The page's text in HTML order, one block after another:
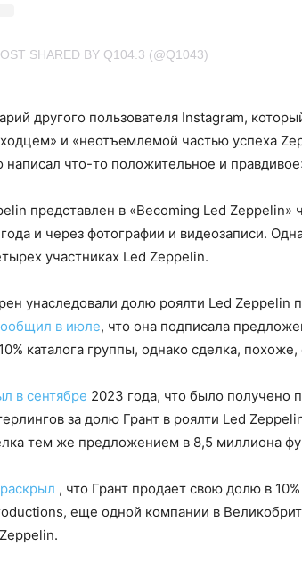
SHARED BY Q104.3 (@Q1043)
другого пользователя Instagram,
и «неотъемлемой частью успеха
что-то положительное и
представлен в «Becoming Led Zeppelin»
и через фотографии и видеозаписи.
участниках Led Zeppelin.
унаследовали долю роялти Led Zeppelin
в июле, что она подписала
каталога группы, однако сделка,
в сентябре 2023 года, что было получено
за долю Грант в роялти Led
тем же предложением в 8,5 миллиона
, что Грант продает свою долю в
еще одной компании в